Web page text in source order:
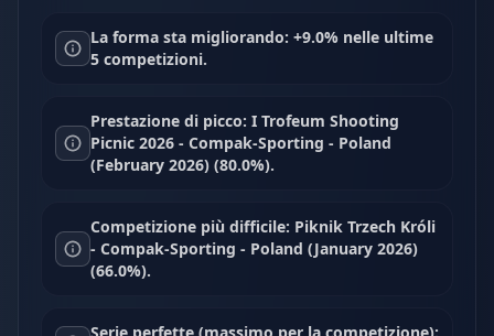
La forma sta migliorando: +9.0% nelle ultime
5 competizioni.
Prestazione di picco: I Trofeum Shooting
Picnic 2026 - Compak-Sporting - Poland
(February 2026) (80.0%).
Competizione più difficile: Piknik Trzech Króli
- Compak-Sporting - Poland (January 2026)
(66.0%).